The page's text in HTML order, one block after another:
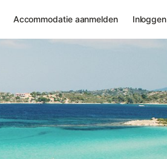
Accommodatie aanmelden Inloggen